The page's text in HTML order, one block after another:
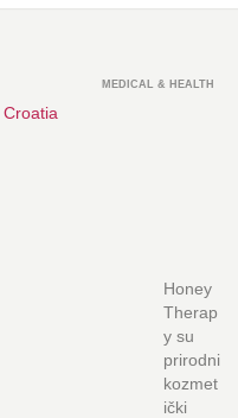
Croatia
MEDICAL & HEALTH
Honey
Therap
y su
prirodni
kozmet
ički